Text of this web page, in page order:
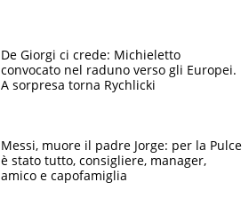
De Giorgi ci crede: Michieletto
convocato nel raduno verso gli Europei.
A sorpresa torna Rychlicki
Messi, muore il padre Jorge: per la Pulce
è stato tutto, consigliere, manager,
amico e capofamiglia